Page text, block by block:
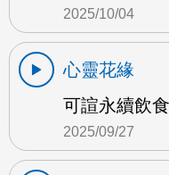
2025/10/04
心靈花緣
可諠永續飲
2025/09/27